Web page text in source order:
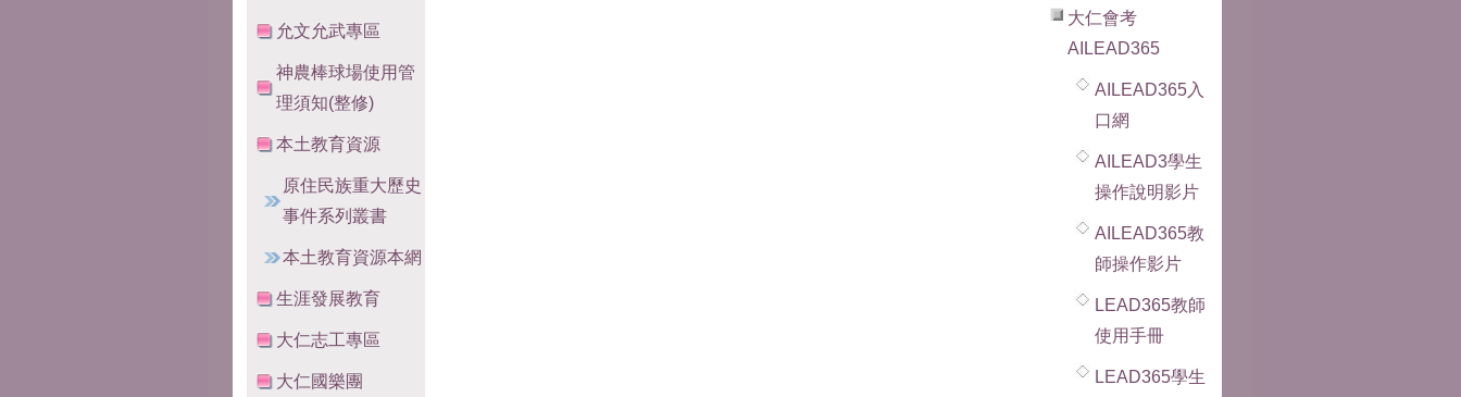
允文允武專區
神農棒球場使用管
理須知(整修)
本土教育資源
原住民族重大歷史
事件系列叢書
本土教育資源本網
生涯發展教育
大仁志工專區
大仁國樂團
大仁會考
AILEAD365
AILEAD365入
口網
AILEAD3學生
操作說明影片
AILEAD365教
師操作影片
LEAD365教師
使用手冊
LEAD365學生